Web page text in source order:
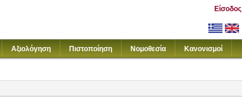
Είσοδος
Αξιολόγηση Πιστοποίηση Νομοθεσία Κανονισμοί